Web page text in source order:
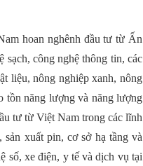
hoan nghênh đầu tư từ Ấn
sạch, công nghệ thông tin, các
liệu, nông nghiệp xanh, nông
tồn năng lượng và năng lượng
tư từ Việt Nam trong các lĩnh
xuất pin, cơ sở hạ tầng và
số, xe điện, y tế và dịch vụ tại